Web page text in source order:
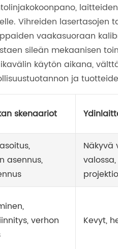
Vihreiden lasertasojen
vaakasuoraan
sileän mekaanisen
käytön aikana,
ja
skenaariot
asennus,
Näkyvä
projektio
verhon
Kevyt,